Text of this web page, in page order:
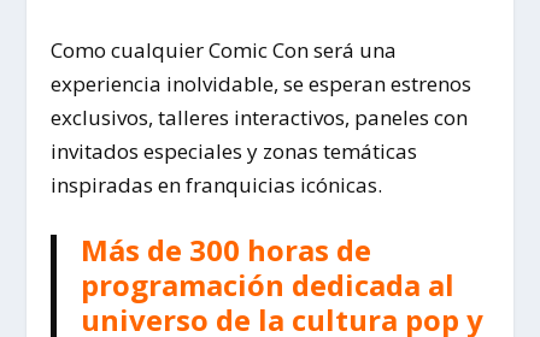
Como cualquier Comic Con será una
experiencia inolvidable, se esperan estrenos
exclusivos, talleres interactivos, paneles con
invitados especiales y zonas temáticas
inspiradas en franquicias icónicas.
Más de 300 horas de
programación dedicada al
universo de la cultura pop y